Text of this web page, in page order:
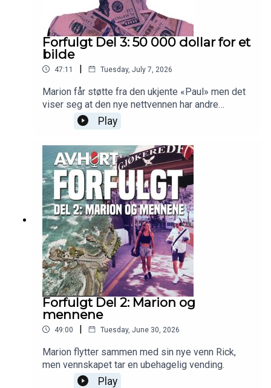
Forfulgt Del 3: 50 000 dollar for et
bilde
47:11 | Tuesday, July 7, 2026
Marion får støtte fra den ukjente «Paul» men det
viser seg at den nye nettvennen har andre
hensikter.
Play
Forfulgt Del 2: Marion og
mennene
49:00 | Tuesday, June 30, 2026
Marion flytter sammen med sin nye venn Rick,
men vennskapet tar en ubehagelig vending.
Play